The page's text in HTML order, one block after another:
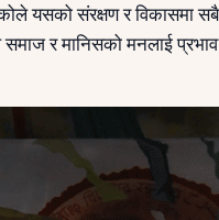
यसको संरक्षण र विकासमा
र मानिसको मनलाई प्रभाव